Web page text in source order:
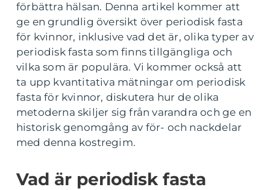
förbättra hälsan. Denna artikel kommer att
ge en grundlig översikt över periodisk fasta
för kvinnor, inklusive vad det är, olika typer av
periodisk fasta som finns tillgängliga och
vilka som är populära. Vi kommer också att
ta upp kvantitativa mätningar om periodisk
fasta för kvinnor, diskutera hur de olika
metoderna skiljer sig från varandra och ge en
historisk genomgång av för- och nackdelar
med denna kostregim.
Vad är periodisk fasta